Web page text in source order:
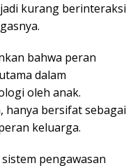
kurang berinteraksi
bahwa peran
dalam
oleh anak.
hanya bersifat sebagai
keluarga.
pengawasan